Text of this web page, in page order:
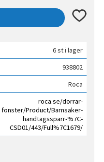
Lägg till
6 st i lager
938802
Roca
roca.se/dorrar-
fonster/Product/Barnsaker-
handtagssparr-%7C-
CSD01/443/Full%7C1679/